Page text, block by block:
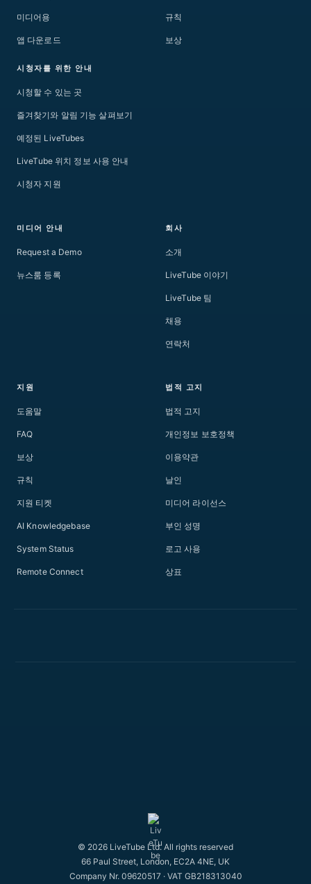
미디어용
앱 다운로드
시청자를 위한 안내
시청할 수 있는 곳
즐겨찾기와 알림 기능 살펴보기
예정된 LiveTubes
LiveTube 위치 정보 사용 안내
시청자 지원
규칙
보상
미디어 안내
Request a Demo
뉴스룸 등록
회사
소개
LiveTube 이야기
LiveTube 팀
채용
연락처
지원
도움말
FAQ
보상
규칙
지원 티켓
AI Knowledgebase
System Status
Remote Connect
법적 고지
법적 고지
개인정보 보호정책
이용약관
날인
미디어 라이선스
부인 성명
로고 사용
상표
© 2026 LiveTube Ltd. All rights reserved
66 Paul Street, London, EC2A 4NE, UK
Company Nr. 09620517 · VAT GB218313040